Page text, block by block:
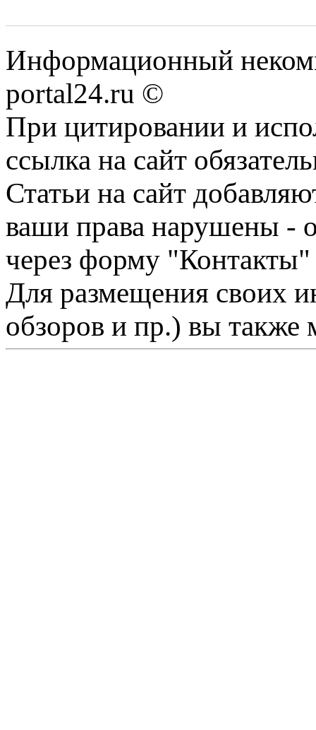
Информационный
portal24.ru ©
При цитировании и
ссылка на сайт
Статьи на сайт
ваши права нарушены -
через форму "Контакты"
Для размещения своих
обзоров и пр.) вы также